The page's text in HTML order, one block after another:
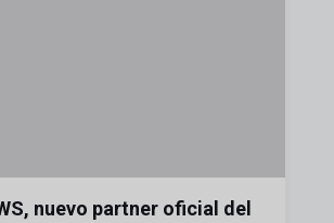
nuevo partner oficial del